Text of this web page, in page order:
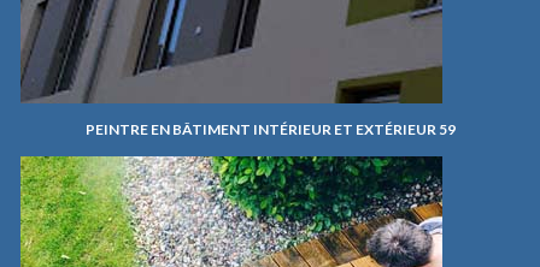
PEINTRE EN BÂTIMENT INTÉRIEUR ET EXTÉRIEUR 59